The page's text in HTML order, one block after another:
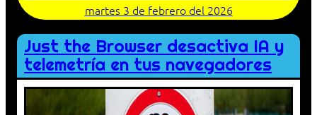
martes 3 de febrero del 2026
Just the Browser desactiva IA y
telemetría en tus navegadores